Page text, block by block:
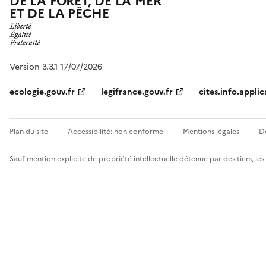
ET DE LA PÊCHE
Version 3.3.1 17/07/2026
ecologie.gouv.fr
legifrance.gouv.fr
Plan du site Accessibilité: non conforme Mentions légales
Sauf mention explicite de propriété intellectuelle détenue par des tiers,